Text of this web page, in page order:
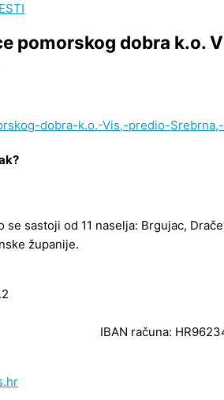
pomorskog dobra k.o.
dobra-k.o.-Vis,-predio-
se sastoji od 11 naselja: Brgujac,
županije.
IBAN računa: